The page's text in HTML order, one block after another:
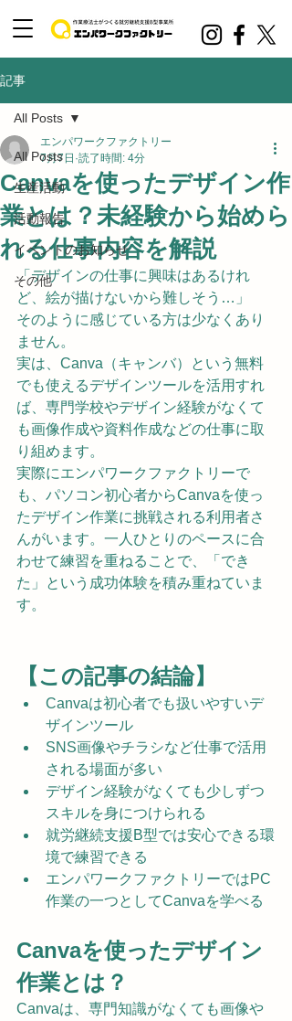
記事
All Posts
生産活動
活動報告
イベントのお知らせ
その他
All Posts
Canvaを使ったデザイン作
業とは？未経験から始めら
れる仕事内容を解説
エンパワークファクトリー
7月7日 読了時間: 4分
「デザインの仕事に興味はあるけれ
ど、絵が描けないから難しそう…」
そのように感じている方は少なくあり
ません。
実は、Canva（キャンバ）という無料
でも使えるデザインツールを活用すれ
ば、専門学校やデザイン経験がなくて
も画像作成や資料作成などの仕事に取
り組めます。
実際にエンパワークファクトリーで
も、パソコン初心者からCanvaを使っ
たデザイン作業に挑戦される利用者さ
んがいます。一人ひとりのペースに合
わせて練習を重ねることで、「でき
た」という成功体験を積み重ねていま
す。
【この記事の結論】
Canvaは初心者でも扱いやすいデ
ザインツール
SNS画像やチラシなど仕事で活用
される場面が多い
デザイン経験がなくても少しずつ
スキルを身につけられる
就労継続支援B型では安心できる環
境で練習できる
エンパワークファクトリーではPC
作業の一つとしてCanvaを学べる
Canvaを使ったデザイン
作業とは？
Canvaは、専門知識がなくても画像や